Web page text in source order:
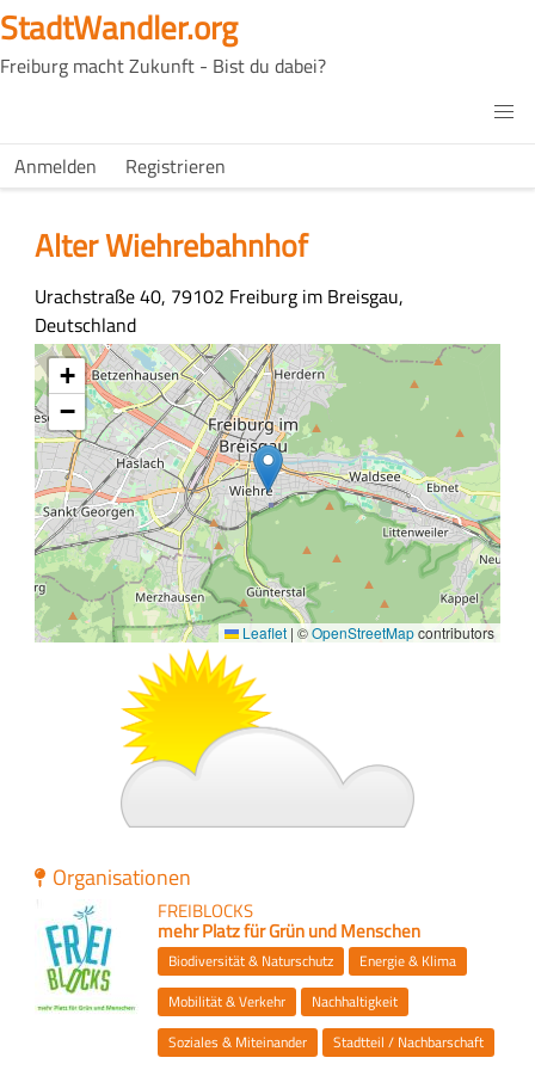
Direkt
zum
Inhalt
StadtWandler.org
Freiburg macht Zukunft - Bist du dabei?
Main
H4C
USER
Anmelden Registrieren
Alter Wiehrebahnhof
Adresse
Urachstraße 40, 79102 Freiburg im Breisgau,
Deutschland
Koordinaten
+
−
Leaflet | ©OpenStreetMapcontributors
Organisationen
FREIBLOCKS
Slogan
mehr Platz für Grün und Menschen
Themen
Biodiversität & Naturschutz
Energie & Klima
Mobilität & Verkehr
Nachhaltigkeit
Soziales & Miteinander
Stadtteil / Nachbarschaft